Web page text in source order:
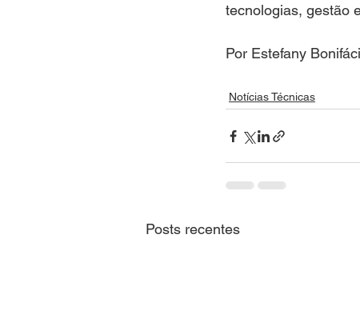
tecnologias, gestão
Por Estefany
Notícias Técnicas
Posts recentes